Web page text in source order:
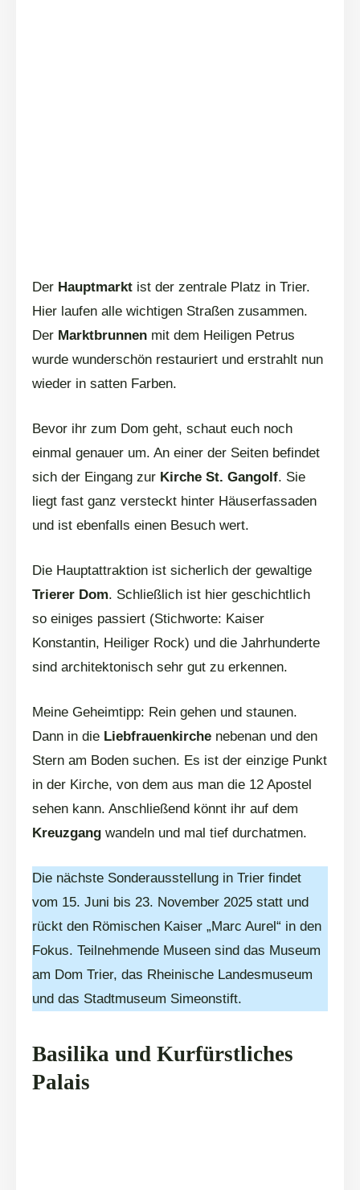
Der Hauptmarkt ist der zentrale Platz in Trier.
Hier laufen alle wichtigen Straßen zusammen.
Der Marktbrunnen mit dem Heiligen Petrus
wurde wunderschön restauriert und erstrahlt nun
wieder in satten Farben.
Bevor ihr zum Dom geht, schaut euch noch
einmal genauer um. An einer der Seiten befindet
sich der Eingang zur Kirche St. Gangolf. Sie
liegt fast ganz versteckt hinter Häuserfassaden
und ist ebenfalls einen Besuch wert.
Die Hauptattraktion ist sicherlich der gewaltige
Trierer Dom. Schließlich ist hier geschichtlich
so einiges passiert (Stichworte: Kaiser
Konstantin, Heiliger Rock) und die Jahrhunderte
sind architektonisch sehr gut zu erkennen.
Meine Geheimtipp: Rein gehen und staunen.
Dann in die Liebfrauenkirche nebenan und den
Stern am Boden suchen. Es ist der einzige Punkt
in der Kirche, von dem aus man die 12 Apostel
sehen kann. Anschließend könnt ihr auf dem
Kreuzgang wandeln und mal tief durchatmen.
Die nächste Sonderausstellung in Trier findet
vom 15. Juni bis 23. November 2025 statt und
rückt den Römischen Kaiser „Marc Aurel“ in den
Fokus. Teilnehmende Museen sind das Museum
am Dom Trier, das Rheinische Landesmuseum
und das Stadtmuseum Simeonstift.
Basilika und Kurfürstliches
Palais